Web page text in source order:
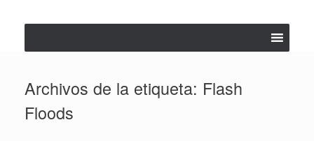
Archivos de la etiqueta: Flash
Floods